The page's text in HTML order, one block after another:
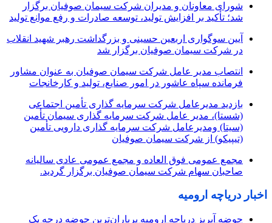
شورای معاونان و مدیران شرکت سیمان صوفیان برگزار
شد؛ تأکید بر افزایش تولید، توسعه صادرات و رفع موانع تولید
آیین سوگواری اربعین حسینی و بزرگداشت رهبر شهید انقلاب
در شرکت سیمان صوفیان برگزار شد
انتصاب مدیر عامل شرکت سیمان صوفیان به عنوان مشاور
فرمانده سپاه عاشور در امور صنایع، تولید و کارخانجات
بازدید مدیرعامل شرکت سرمایه گذاری تأمین اجتماعی
(شستا)، مدیر عامل شرکت سرمایه گذاری سیمان تأمین
(سیتا) ومدیرعامل شرکت سرمایه گذاری دارویی تأمین
(تیپیکو) از شرکت سیمان صوفیان
مجمع عمومی فوق العاده و مجمع عمومی عادی سالیانه
صاحبان سهام شرکت سیمان صوفیان برگزار گردید.
اخبار دریاچه ارومیه
حوضه آبریز دریاچه ارومیه پرباران‌ترین حوضه‌ درجه یک